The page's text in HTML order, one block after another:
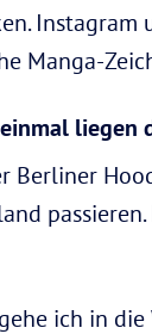
Manga-
liegen
Berliner
ich in